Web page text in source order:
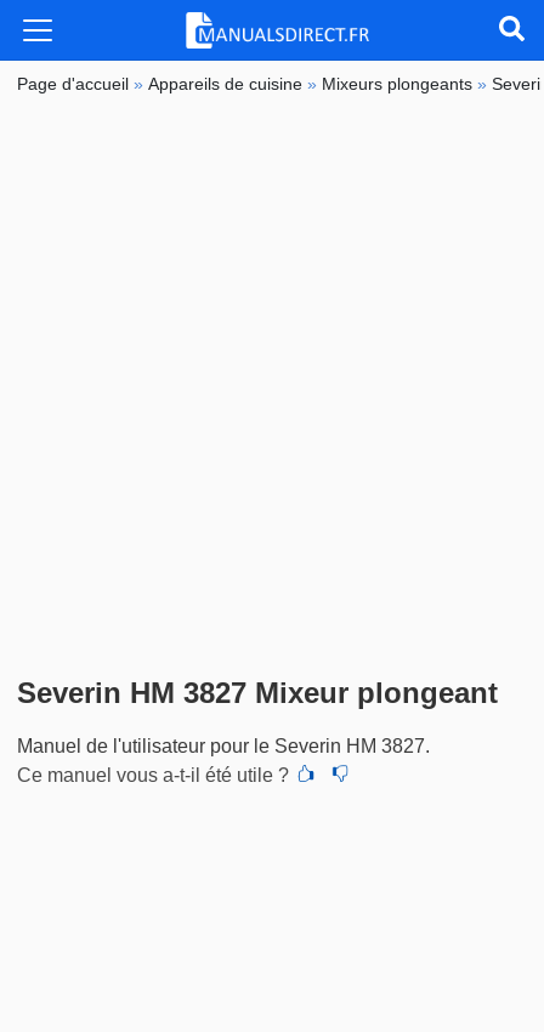
Page d'accueil »Appareils de cuisine » Mixeurs plongeants »
Severin HM 3827 Mixeur plongeant
Manuel de l'utilisateur pour le Severin HM 3827.
Ce manuel vous a-t-il été utile ?